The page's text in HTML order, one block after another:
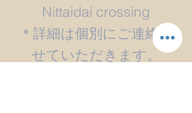
Nittaidai crossing
＊詳細は個別にご連絡さ
せていただきます。